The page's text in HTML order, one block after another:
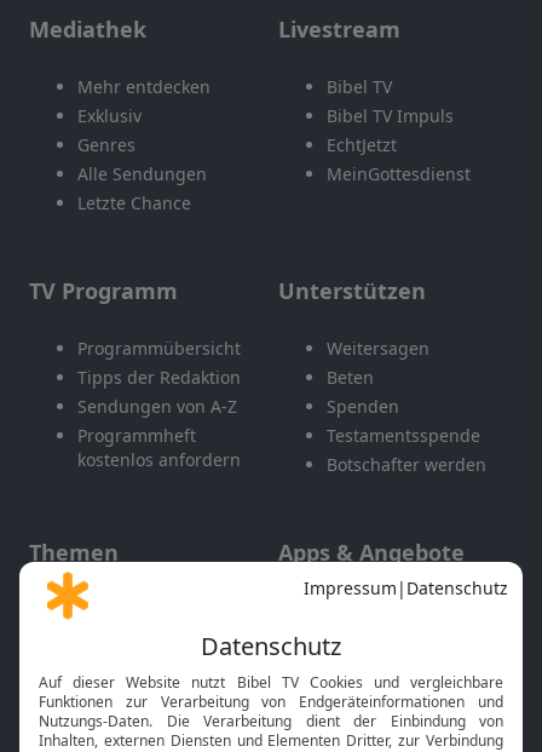
Mediathek
Mehr entdecken
Exklusiv
Genres
Alle Sendungen
Letzte Chance
Livestream
Bibel TV
Bibel TV Impuls
EchtJetzt
MeinGottesdienst
TV Programm
Programmübersicht
Tipps der Redaktion
Sendungen von A-Z
Programmheft
kostenlos anfordern
Unterstützen
Weitersagen
Beten
Spenden
Testamentsspende
Botschafter werden
Themen
Gott und Bibel erklärt
Neuigkeiten
Apps & Angebote
Mobile App
Smart TV
HbbTV